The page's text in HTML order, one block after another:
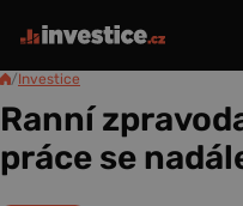
/Investice
Ranní
práce se